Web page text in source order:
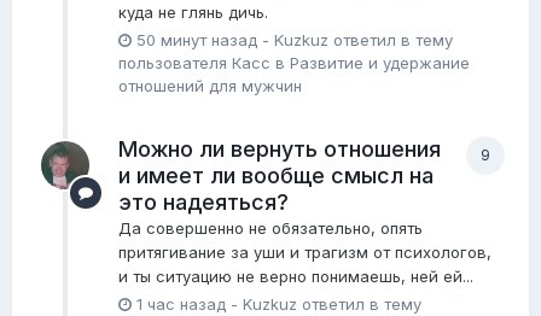
куда не глянь дичь.
50 минут назад - Kuzkuz ответил в тему
пользователя Касс в Pазвитие и удержание
отношений для мужчин
9
Можно ли вернуть отношения
и имеет ли вообще смысл на
это надеяться?
Да совершенно не обязательно, опять
притягивание за уши и трагизм от психологов,
и ты ситуацию не верно понимаешь, ней ей...
1 час назад - Kuzkuz ответил в тему